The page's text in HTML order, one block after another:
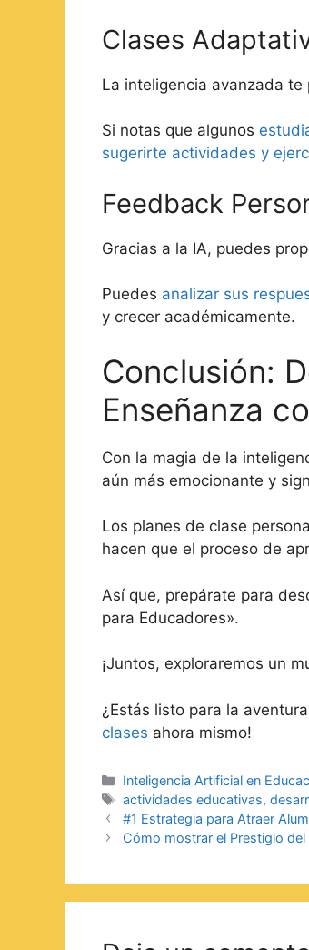
Clases
La inteligencia avanzada
Si notas que algunos
sugerirte actividades y
Feedback
Gracias a la IA, puedes
Puedes analizar sus
y crecer académicamente.
Conclusión:
Enseñanza
Con la magia de la
aún más emocionante y
Los planes de clase
hacen que el proceso de
Así que, prepárate para
para Educadores».
¡Juntos, exploraremos un
¿Estás listo para la
clases ahora mismo!
Inteligencia Artificial en
actividades educativas,
#1 Estrategia para Atraer
Cómo mostrar el Prestigio